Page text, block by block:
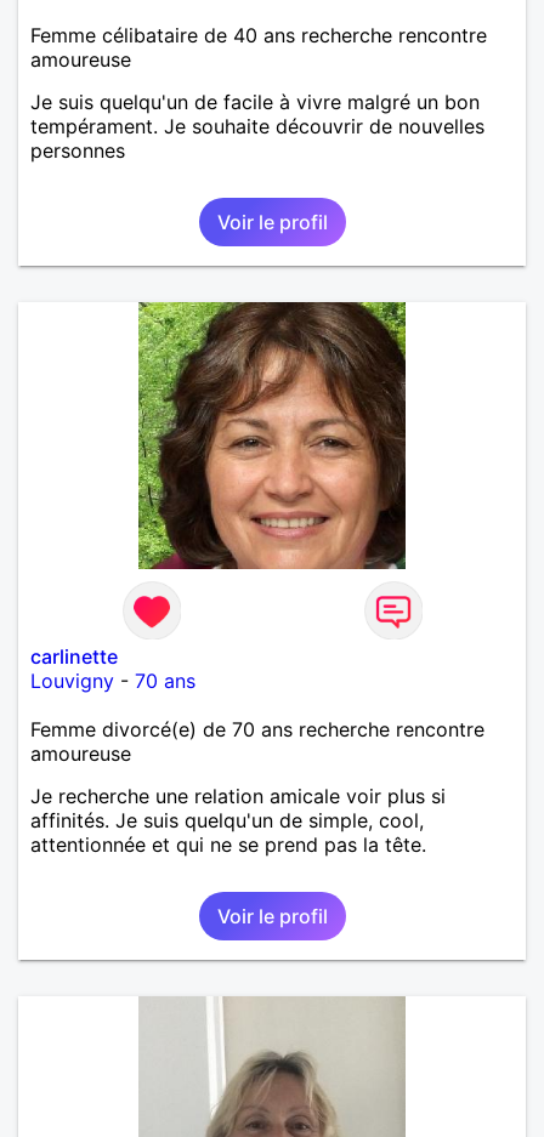
Femme célibataire de 40 ans recherche rencontre
amoureuse
Je suis quelqu'un de facile à vivre malgré un bon
tempérament. Je souhaite découvrir de nouvelles
personnes
Voir le profil
carlinette
Louvigny - 70 ans
Femme divorcé(e) de 70 ans recherche rencontre
amoureuse
Je recherche une relation amicale voir plus si
affinités. Je suis quelqu'un de simple, cool,
attentionnée et qui ne se prend pas la tête.
Voir le profil